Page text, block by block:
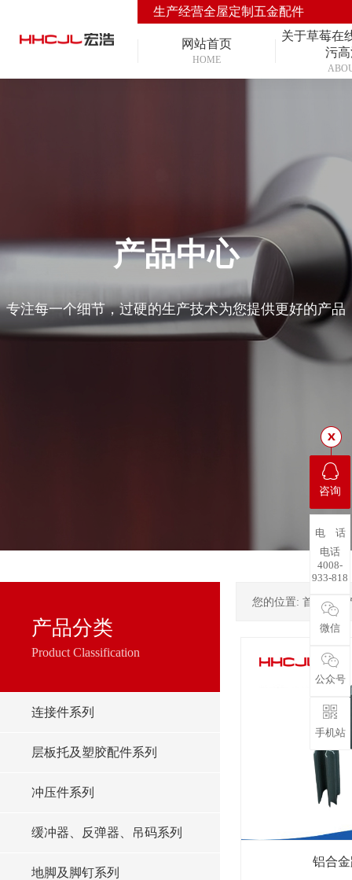
生产经营全屋定制五金配件
网站首页
HOME
关于草莓在
污
产品中心
专注每一个细节，过硬的生产技术为您提供更好的产品
产品分类
Product Classification
连接件系列
层板托及塑胶配件系列
冲压件系列
缓冲器、反弹器、吊码系列
地脚及脚钉系列
您的位置: 首页->
铝合
咨询
电 话
电话
4008-
933-818
微信
公众号
手机站